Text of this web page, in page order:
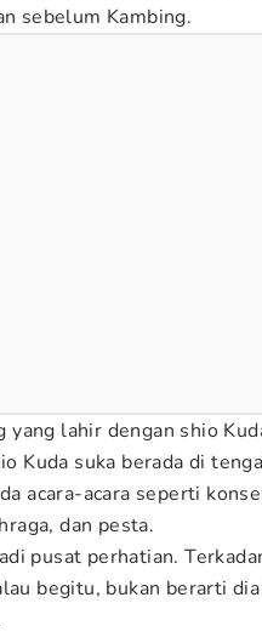
sebelum Kambing.
yang lahir dengan shio
Kuda suka berada di
acara-acara seperti
dan pesta.
pusat perhatian.
begitu, bukan berarti